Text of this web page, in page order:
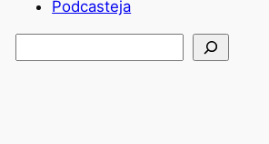
Podcasteja